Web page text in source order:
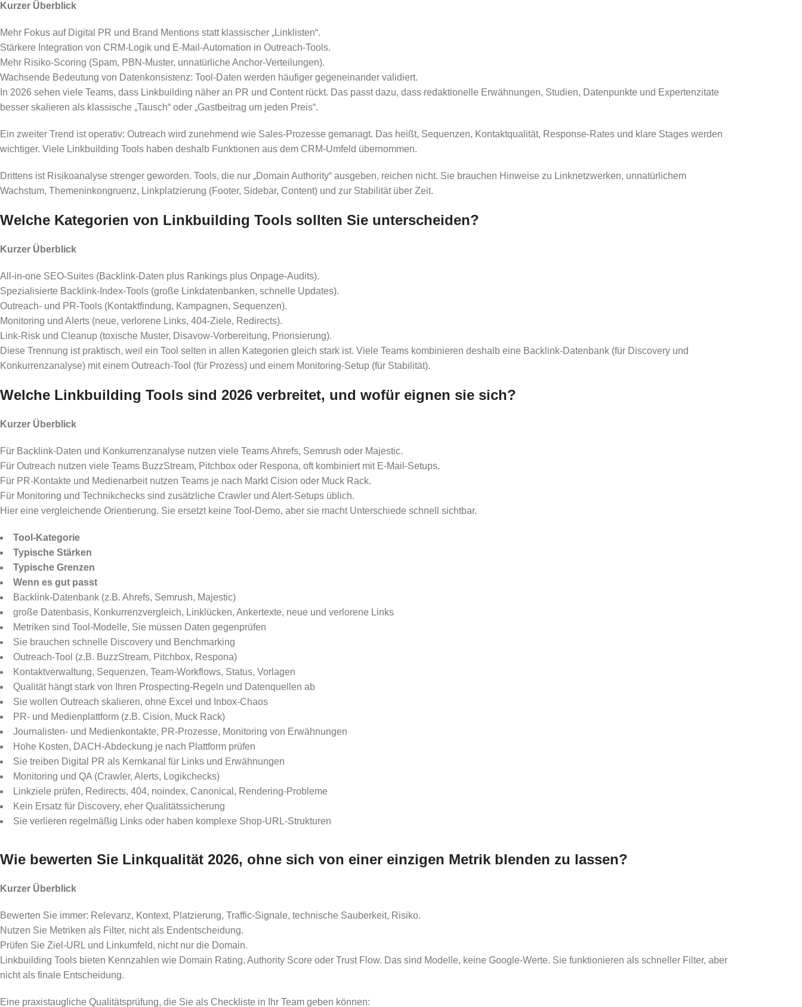
Kurzer Überblick
Mehr Fokus auf Digital PR und Brand Mentions statt klassischer „Linklisten“.
Stärkere Integration von CRM-Logik und E-Mail-Automation in Outreach-Tools.
Mehr Risiko-Scoring (Spam, PBN-Muster, unnatürliche Anchor-Verteilungen).
Wachsende Bedeutung von Datenkonsistenz: Tool-Daten werden häufiger gegeneinander validiert.
In 2026 sehen viele Teams, dass Linkbuilding näher an PR und Content rückt. Das passt dazu, dass redaktionelle Erwähnungen, Studien, Datenpunkte und Expertenzitate
besser skalieren als klassische „Tausch“ oder „Gastbeitrag um jeden Preis“.
Ein zweiter Trend ist operativ: Outreach wird zunehmend wie Sales-Prozesse gemanagt. Das heißt, Sequenzen, Kontaktqualität, Response-Rates und klare Stages werden
wichtiger. Viele Linkbuilding Tools haben deshalb Funktionen aus dem CRM-Umfeld übernommen.
Drittens ist Risikoanalyse strenger geworden. Tools, die nur „Domain Authority“ ausgeben, reichen nicht. Sie brauchen Hinweise zu Linknetzwerken, unnatürlichem
Wachstum, Themeninkongruenz, Linkplatzierung (Footer, Sidebar, Content) und zur Stabilität über Zeit.
Welche Kategorien von Linkbuilding Tools sollten Sie unterscheiden?
Kurzer Überblick
All-in-one SEO-Suites (Backlink-Daten plus Rankings plus Onpage-Audits).
Spezialisierte Backlink-Index-Tools (große Linkdatenbanken, schnelle Updates).
Outreach- und PR-Tools (Kontaktfindung, Kampagnen, Sequenzen).
Monitoring und Alerts (neue, verlorene Links, 404-Ziele, Redirects).
Link-Risk und Cleanup (toxische Muster, Disavow-Vorbereitung, Priorisierung).
Diese Trennung ist praktisch, weil ein Tool selten in allen Kategorien gleich stark ist. Viele Teams kombinieren deshalb eine Backlink-Datenbank (für Discovery und
Konkurrenzanalyse) mit einem Outreach-Tool (für Prozess) und einem Monitoring-Setup (für Stabilität).
Welche Linkbuilding Tools sind 2026 verbreitet, und wofür eignen sie sich?
Kurzer Überblick
Für Backlink-Daten und Konkurrenzanalyse nutzen viele Teams Ahrefs, Semrush oder Majestic.
Für Outreach nutzen viele Teams BuzzStream, Pitchbox oder Respona, oft kombiniert mit E-Mail-Setups.
Für PR-Kontakte und Medienarbeit nutzen Teams je nach Markt Cision oder Muck Rack.
Für Monitoring und Technikchecks sind zusätzliche Crawler und Alert-Setups üblich.
Hier eine vergleichende Orientierung. Sie ersetzt keine Tool-Demo, aber sie macht Unterschiede schnell sichtbar.
Tool-Kategorie
Typische Stärken
Typische Grenzen
Wenn es gut passt
Backlink-Datenbank (z.B. Ahrefs, Semrush, Majestic)
große Datenbasis, Konkurrenzvergleich, Linklücken, Ankertexte, neue und verlorene Links
Metriken sind Tool-Modelle, Sie müssen Daten gegenprüfen
Sie brauchen schnelle Discovery und Benchmarking
Outreach-Tool (z.B. BuzzStream, Pitchbox, Respona)
Kontaktverwaltung, Sequenzen, Team-Workflows, Status, Vorlagen
Qualität hängt stark von Ihren Prospecting-Regeln und Datenquellen ab
Sie wollen Outreach skalieren, ohne Excel und Inbox-Chaos
PR- und Medienplattform (z.B. Cision, Muck Rack)
Journalisten- und Medienkontakte, PR-Prozesse, Monitoring von Erwähnungen
Hohe Kosten, DACH-Abdeckung je nach Plattform prüfen
Sie treiben Digital PR als Kernkanal für Links und Erwähnungen
Monitoring und QA (Crawler, Alerts, Logikchecks)
Linkziele prüfen, Redirects, 404, noindex, Canonical, Rendering-Probleme
Kein Ersatz für Discovery, eher Qualitätssicherung
Sie verlieren regelmäßig Links oder haben komplexe Shop-URL-Strukturen
Wie bewerten Sie Linkqualität 2026, ohne sich von einer einzigen Metrik blenden zu lassen?
Kurzer Überblick
Bewerten Sie immer: Relevanz, Kontext, Platzierung, Traffic-Signale, technische Sauberkeit, Risiko.
Nutzen Sie Metriken als Filter, nicht als Endentscheidung.
Prüfen Sie Ziel-URL und Linkumfeld, nicht nur die Domain.
Linkbuilding Tools bieten Kennzahlen wie Domain Rating, Authority Score oder Trust Flow. Das sind Modelle, keine Google-Werte. Sie funktionieren als schneller Filter, aber
nicht als finale Entscheidung.
Eine praxistaugliche Qualitätsprüfung, die Sie als Checkliste in Ihr Team geben können: